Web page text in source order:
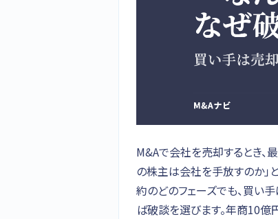
M&Aで会社を売却するとき、
の株主は会社を手放すのか」
約のどのフェーズでも、買い
ば破談を選びます。年商10億